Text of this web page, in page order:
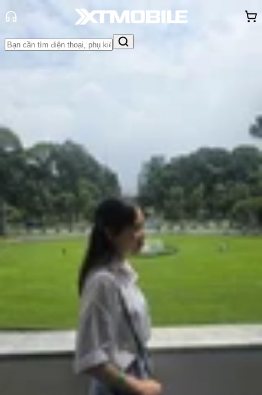
mãi
hàng - Sự kiện
Ion X là gì? Giải mã các loại mặt
kính trên smartwatch chi tiết
Hồng Huệ
Ngày đăng:02/07/2026
02/07/2026
Theo dõi XTMobile trên